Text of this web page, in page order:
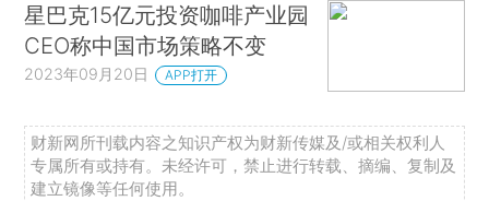
星巴克15亿元投资咖啡产业园
CEO称中国市场策略不变
2023年09月20日 APP打开
财新网所刊载内容之知识产权为财新传媒及/或相关权利人
专属所有或持有。未经许可，禁止进行转载、摘编、复制及
建立镜像等任何使用。